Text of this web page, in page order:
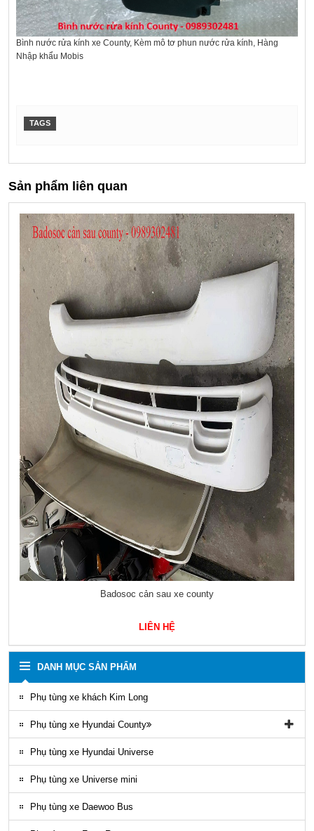
Bình nước rửa kính xe County, Kèm mô tơ phun nước rửa kính, Hàng
Nhập khẩu Mobis
TAGS
Sản phẩm liên quan
Chân kiềng bắt ốp lốp lazang xe county 29 chỗ mobis
LIÊN HỆ
DANH MỤC SẢN PHẨM
Phụ tùng xe khách Kim Long
Phụ tùng xe Hyundai County
Phụ tùng vỏ xe County
Phụ kiện ghế county
Gioăng County
Phụ tùng xe Hyundai Universe
Phụ tùng xe Universe mini
Phụ tùng xe Daewoo Bus